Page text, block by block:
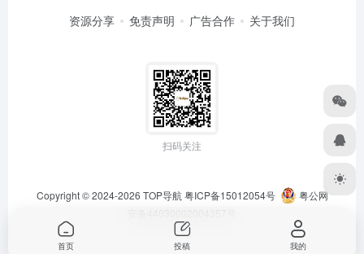
资源分享 免责声明 广告合作 关于我们
扫码关注
Copyright © 2024-2026 TOP导航 粤ICP备15012054号
粤公网
首页 投稿 我的